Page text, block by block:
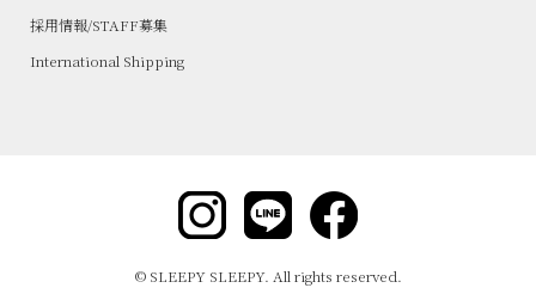
採用情報/STAFF募集
International Shipping
© SLEEPY SLEEPY. All rights reserved.